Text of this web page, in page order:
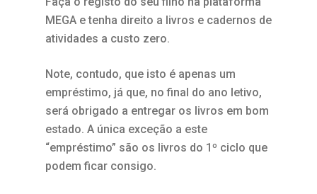
MEGA e tenha direito a livros e cadernos de
atividades a custo zero.
Note, contudo, que isto é apenas um
empréstimo, já que, no final do ano letivo,
será obrigado a entregar os livros em bom
estado. A única exceção a este
“empréstimo” são os livros do 1º ciclo que
podem ficar consigo.